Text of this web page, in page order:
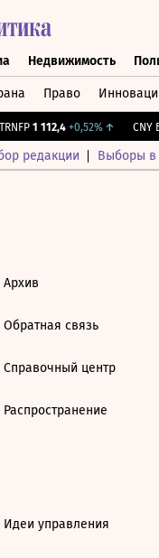
Недвижимость
Право
1 112,4 +0,52%↑ CNY
редакции Выборы в
Архив
Обратная связь
Справочный центр
Распространение
Идеи управления